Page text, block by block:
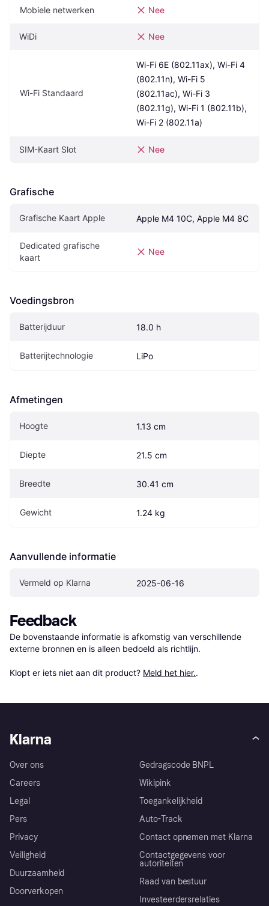
Mobiele netwerken Nee
WiDi Nee
Wi-Fi Standaard
Wi-Fi 6E (802.11ax), Wi-Fi 4
(802.11n), Wi-Fi 5
(802.11ac), Wi-Fi 3
(802.11g), Wi-Fi 1 (802.11b),
Wi-Fi 2 (802.11a)
SIM-Kaart Slot Nee
Grafische
Grafische Kaart Apple Apple M4 10C, Apple M4 8C
Dedicated grafische
kaart
Nee
Voedingsbron
Batterijduur 18.0 h
Batterijtechnologie LiPo
Afmetingen
Hoogte 1.13 cm
Diepte 21.5 cm
Breedte 30.41 cm
Gewicht 1.24 kg
Aanvullende informatie
Vermeld op Klarna 2025-06-16
Feedback
De bovenstaande informatie is afkomstig van verschillende
externe bronnen en is alleen bedoeld als richtlijn.
Klopt er iets niet aan dit product? Meld het hier..
Klarna
Over ons
Careers
Legal
Pers
Privacy
Veiligheid
Duurzaamheid
Doorverkopen
Gedragscode BNPL
Wikipink
Toegankelijkheid
Auto-Track
Contact opnemen met Klarna
Contactgegevens voor
autoriteiten
Raad van bestuur
Investeerdersrelaties